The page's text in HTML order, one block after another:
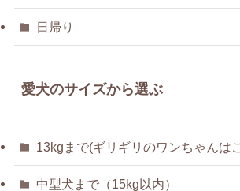
日帰り
愛犬のサイズから選ぶ
13kgまで(ギリギリのワンちゃんは
中型犬まで（15kg以内）